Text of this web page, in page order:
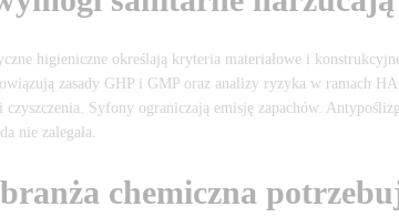
higieniczne określają kryteria materiałowe i
zasady GHP i GMP oraz analizy ryzyka w ramach
czyszczenia. Syfony ograniczają emisję zapachów.
nie zalegała.
chemiczna